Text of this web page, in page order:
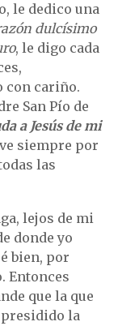
le dedico una
dulcísimo
, le digo cada
con cariño.
San Pío de
a Jesús de mi
siempre por
las
lejos de mi
donde yo
bien, por
Entonces
que la que
presidido la